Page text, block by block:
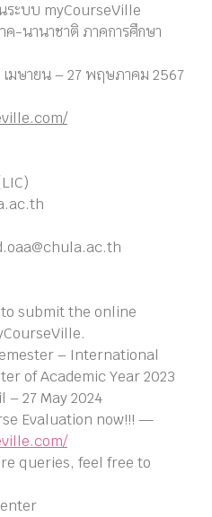
ระบบ myCourseVille
-นานาชาติ ภาคการศึกษา
เมษายน – 27 พฤษภาคม 2567
submit the online
– International
of Academic Year 2023
– 27 May 2024
Evaluation now!!! —
queries, feel free to